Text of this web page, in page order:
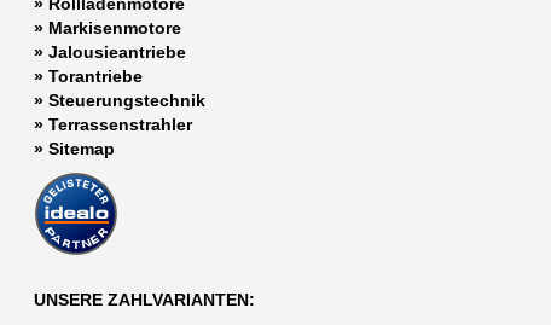
» Rollladenmotore
» Markisenmotore
»Jalousieantriebe
»Torantriebe
» Steuerungstechnik
»Terrassenstrahler
»Sitemap
UNSERE ZAHLVARIANTEN: